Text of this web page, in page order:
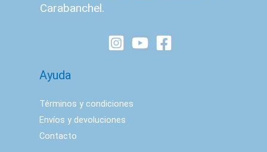
Carabanchel.
Ayuda
Términos y condiciones
Envíos y devoluciones
Contacto